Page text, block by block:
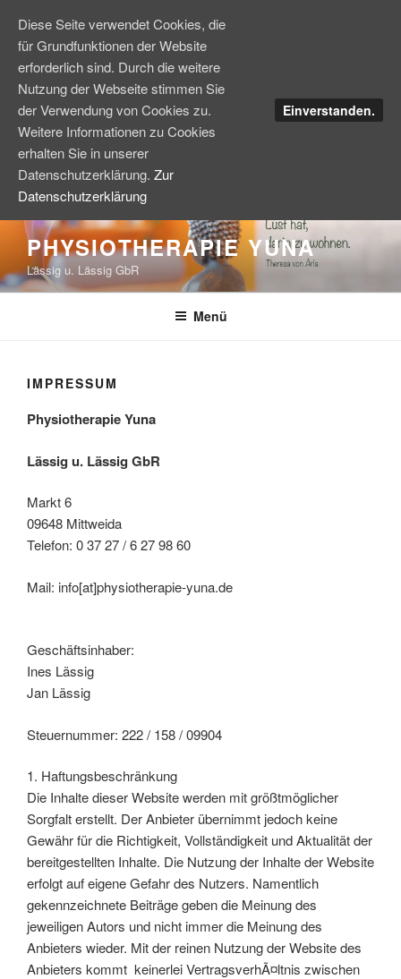
Zum
Inhalt
springen
PHYSIOTHERAPIE YUNA
Lässig u. Lässig GbR
Menü
IMPRESSUM
Physiotherapie Yuna
Lässig u. Lässig GbR
Markt 6
09648 Mittweida
Telefon: 0 37 27 / 6 27 98 60
Mail: info[at]physiotherapie-yuna.de
Geschäftsinhaber:
Ines Lässig
Jan Lässig
Steuernummer: 222 / 158 / 09904
1. Haftungsbeschränkung
Die Inhalte dieser Website werden mit größtmöglicher
Sorgfalt erstellt. Der Anbieter übernimmt jedoch keine
Gewähr für die Richtigkeit, Vollständigkeit und Aktualität der
bereitgestellten Inhalte. Die Nutzung der Inhalte der Website
erfolgt auf eigene Gefahr des Nutzers. Namentlich
gekennzeichnete Beiträge geben die Meinung des
jeweiligen Autors und nicht immer die Meinung des
Anbieters wieder. Mit der reinen Nutzung der Website des
Anbieters kommt keinerlei VertragsverhÃ¤ltnis zwischen
Diese Seite verwendet Cookies, die
für Grundfunktionen der Website
erforderlich sind. Durch die weitere
Nutzung der Webseite stimmen Sie
der Verwendung von Cookies zu.
Weitere Informationen zu Cookies
erhalten Sie in unserer
Datenschutzerklärung. Zur
Datenschutzerklärung
Einverstanden.